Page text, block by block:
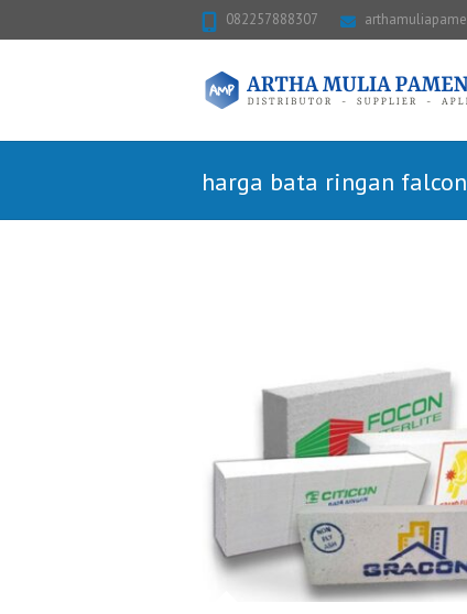
082257888307
harga bata ringan